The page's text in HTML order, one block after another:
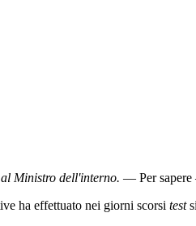
Ministro dell'interno. — Per sapere
ha effettuato nei giorni scorsi test